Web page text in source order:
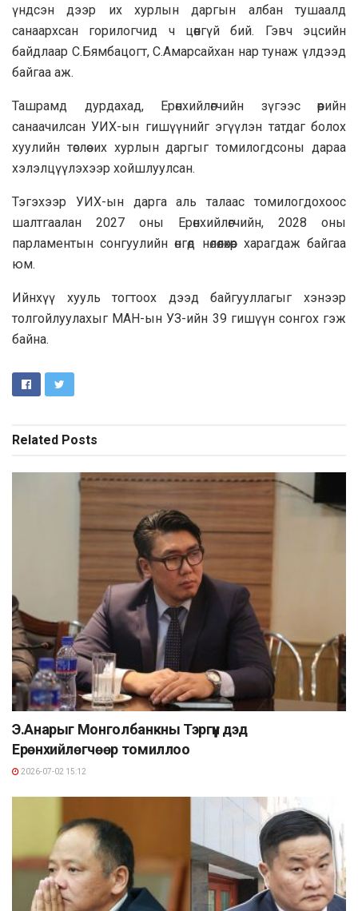
үндсэн дээр их хурлын даргын албан тушаалд
санаархсан горилогчид ч цөөнгүй бий. Гэвч эцсийн
байдлаар С.Бямбацогт, С.Амарсайхан нар тунаж үлдээд
байгаа аж.
Ташрамд дурдахад, Ерөнхийлөгчийн зүгээс өөрийн
санаачилсан УИХ-ын гишүүнийг эгүүлэн татдаг болох
хуулийн төслөө их хурлын даргыг томилогдсоны дараа
хэлэлцүүлэхээр хойшлуулсан.
Тэгэхээр УИХ-ын дарга аль талаас томилогдохоос
шалтгаалан 2027 оны Ерөнхийлөгчийн, 2028 оны
парламентын сонгуулийн өнгөд нөлөөлөхөөр харагдаж байгаа
юм.
Ийнхүү хууль тогтоох дээд байгууллагыг хэнээр
толгойлуулахыг МАН-ын УЗ-ийн 39 гишүүн сонгох гэж
байна.
Related Posts
Э.Анарыг Монголбанкны Тэргүүн дэд
Ерөнхийлөгчөөр томиллоо
2026-07-02 15:12